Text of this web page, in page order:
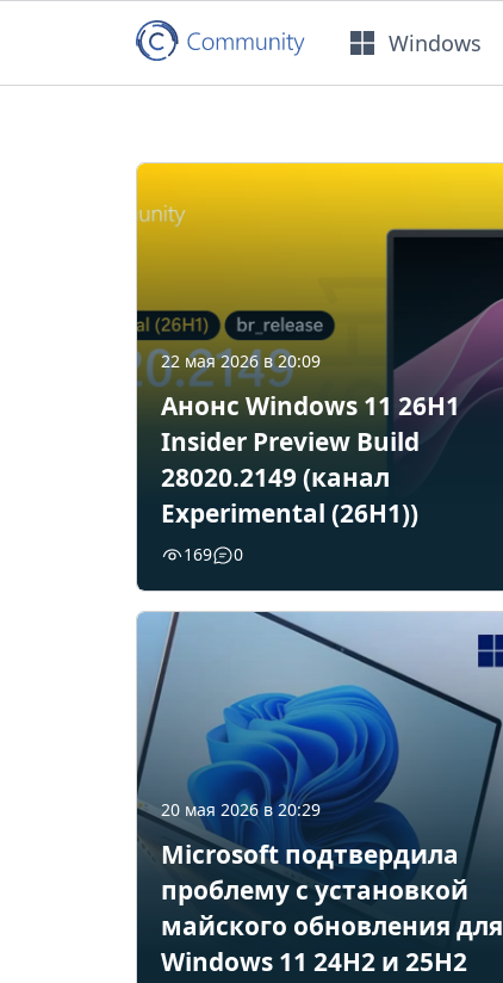
Windows
22 мая 2026 в 20:09
Анонс Windows 11 26H1
Insider Preview Build
28020.2149 (канал
Experimental (26H1))
169 0
20 мая 2026 в 20:29
Microsoft подтвердила
проблему с установкой
майского обновления для
Windows 11 24H2 и 25H2